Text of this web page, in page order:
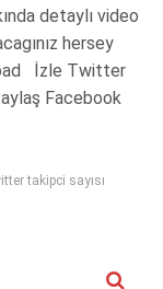
detaylı video
hersey
İzle Twitter
Facebook
takipci sayısı